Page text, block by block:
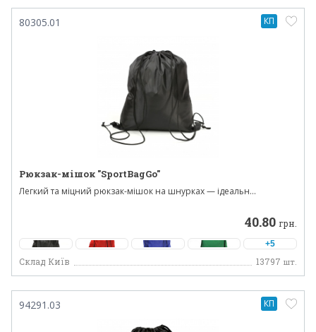
80305.01
Рюкзак-мішок "SportBagGo"
Легкий та міцний рюкзак-мішок на шнурках — ідеальн...
40.80 грн.
+5
Склад Київ 13797 шт.
КП
94291.03 КП